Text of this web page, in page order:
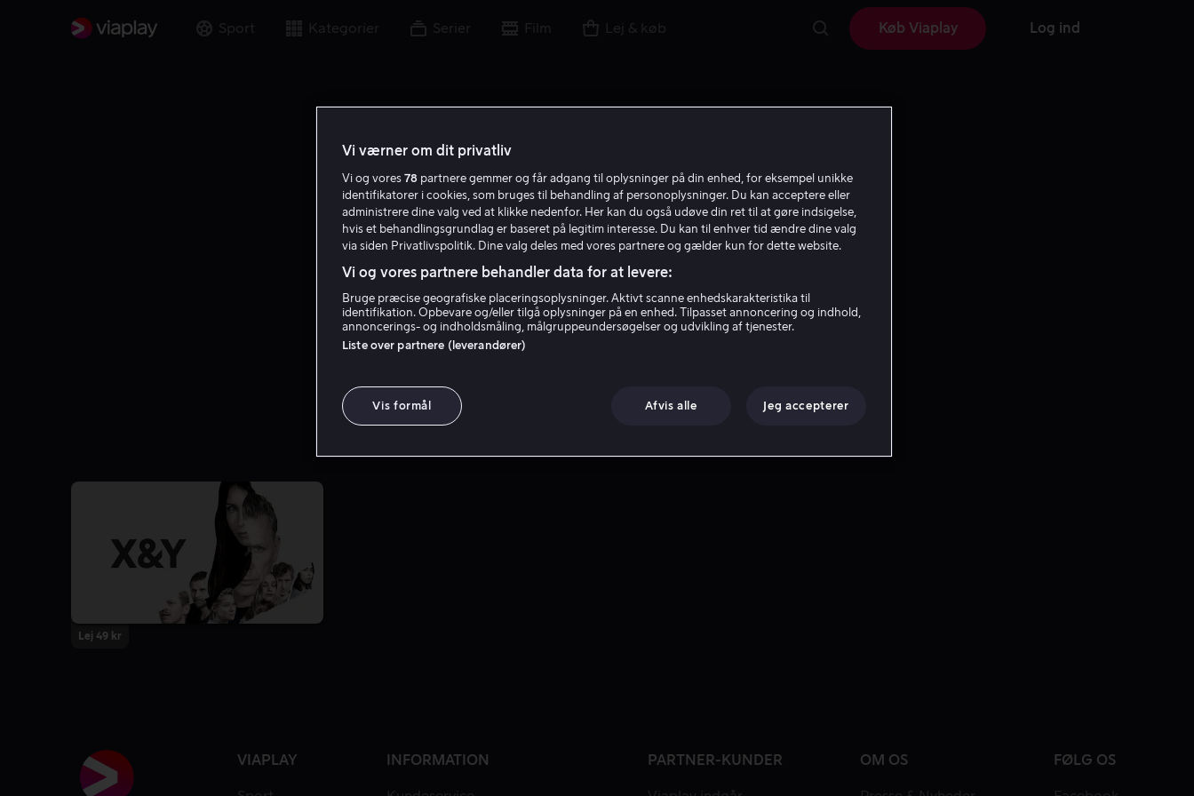
Sport Kategorier Serier Film Lej & køb Køb Viaplay Log ind
Anna Odell
Lej 49 kr
VIAPLAY INFORMATION PARTNER-KUNDER OM OS FØLG OS
Vi værner om dit privatliv
Vi og vores 78 partnere gemmer og får adgang til oplysninger på din enhed, for eksempel unikke
identifikatorer i cookies, som bruges til behandling af personoplysninger. Du kan acceptere eller
administrere dine valg ved at klikke nedenfor. Her kan du også udøve din ret til at gøre indsigelse,
hvis et behandlingsgrundlag er baseret på legitim interesse. Du kan til enhver tid ændre dine valg
via siden Privatlivspolitik. Dine valg deles med vores partnere og gælder kun for dette website.
Vi og vores partnere behandler data for at levere:
Bruge præcise geografiske placeringsoplysninger. Aktivt scanne enhedskarakteristika til
identifikation. Opbevare og/eller tilgå oplysninger på en enhed. Tilpasset annoncering og indhold,
annoncerings- og indholdsmåling, målgruppeundersøgelser og udvikling af tjenester.
Liste over partnere (leverandører)
Vis formål Afvis alle Jeg accepterer